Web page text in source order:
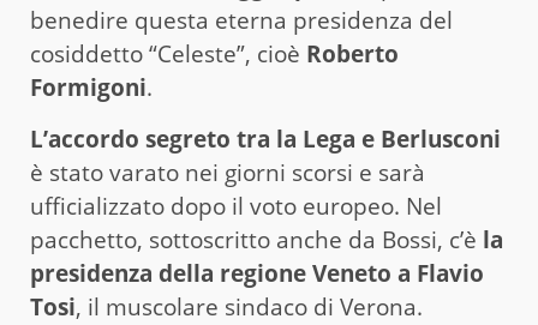
benedire questa eterna presidenza del
cosiddetto “Celeste”, cioè Roberto
Formigoni.
L’accordo segreto tra la Lega e Berlusconi
è stato varato nei giorni scorsi e sarà
ufficializzato dopo il voto europeo. Nel
pacchetto, sottoscritto anche da Bossi, c’è la
presidenza della regione Veneto a Flavio
Tosi, il muscolare sindaco di Verona.